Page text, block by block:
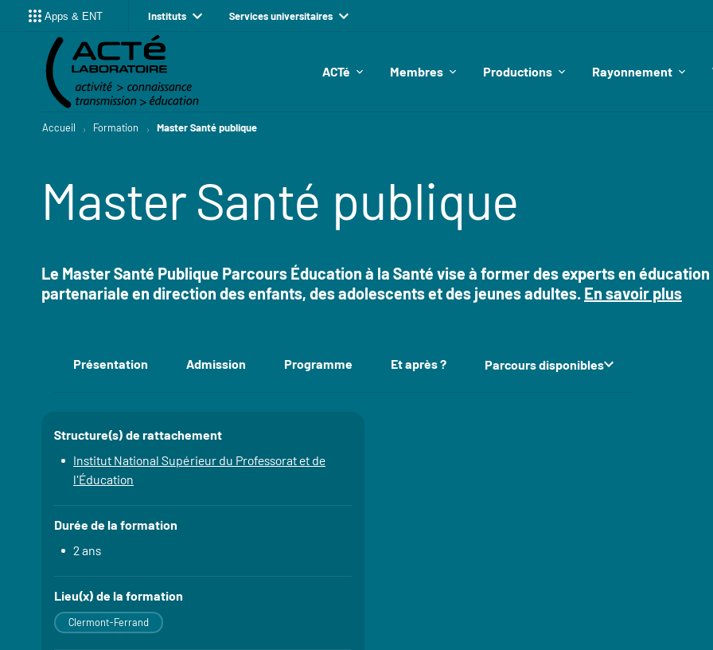
Apps & ENT Instituts Services universitaires
ACTé Membres Productions Rayonnement
Accueil Formation Master Santé publique
Master Santé publique
Le Master Santé Publique Parcours Éducation à la Santé vise à former des experts en
partenariale en direction des enfants, des adolescents et des jeunes adultes. En savoir plus
Présentation Admission Programme Et après ? Parcours disponibles
Détails
Structure(s) de rattachement
Institut National Supérieur du Professorat et de
l'Éducation
Durée de la formation
2 ans
Lieu(x) de la formation
Clermont-Ferrand